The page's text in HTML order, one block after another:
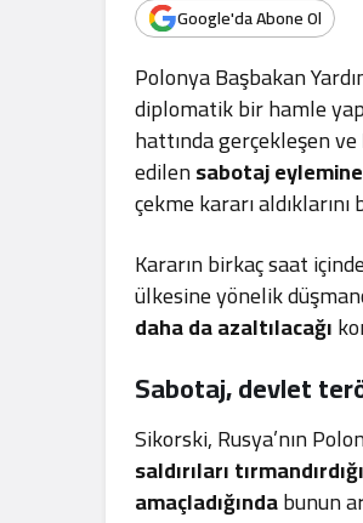
Google'da Abone Ol
Polonya Başbakan
diplomatik bir hamle
hattında gerçekleşen ve
edilensabotaj eylemine
çekme kararı
Kararın birkaç saat
ülkesine yönelik
daha da azaltılacağı
Sabotaj, devlet
Sikorski, Rusya’nın
saldırıları
amaçladığındabunun